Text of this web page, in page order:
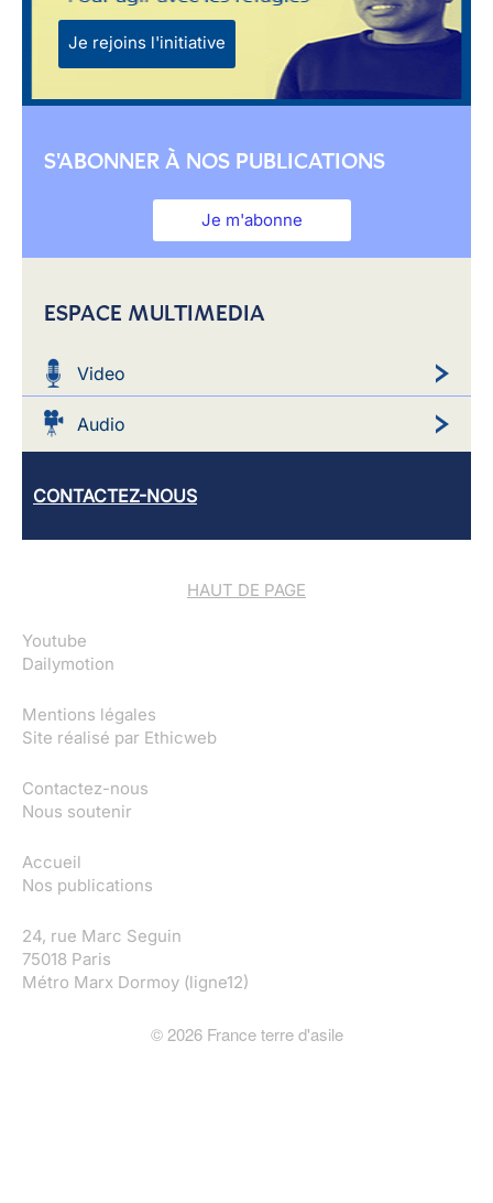
Je rejoins l'initiative
S'ABONNER À NOS PUBLICATIONS
Je m'abonne
ESPACE MULTIMEDIA
Video
Audio
CONTACTEZ-NOUS
HAUT DE PAGE
Youtube
Dailymotion
Mentions légales
Site réalisé par Ethicweb
Contactez-nous
Nous soutenir
Accueil
Nos publications
24, rue Marc Seguin
75018 Paris
Métro Marx Dormoy (ligne12)
© 2026France terre d'asile